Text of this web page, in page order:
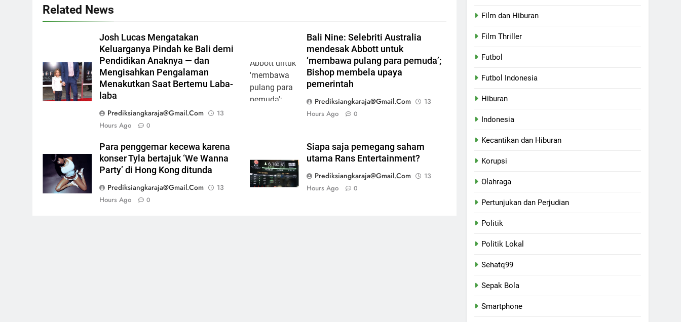
Related News
Josh Lucas Mengatakan
Keluarganya Pindah ke Bali demi
Pendidikan Anaknya — dan
Mengisahkan Pengalaman
Menakutkan Saat Bertemu Laba-
laba
Prediksiangkaraja@gmail.com
13
Hours Ago
0
Bali Nine: Selebriti Australia
mendesak Abbott untuk
‘membawa pulang para pemuda’;
Bishop membela upaya
pemerintah
Prediksiangkaraja@gmail.com
13
Hours Ago
0
Para penggemar kecewa karena
konser Tyla bertajuk ‘We Wanna
Party’ di Hong Kong ditunda
Prediksiangkaraja@gmail.com
13
Hours Ago
0
Siapa saja pemegang saham
utama Rans Entertainment?
Prediksiangkaraja@gmail.com
13
Hours Ago
0
Film dan Hiburan
Film Thriller
Futbol
Futbol Indonesia
Hiburan
Indonesia
Kecantikan dan Hiburan
Korupsi
Olahraga
Pertunjukan dan Perjudian
Politik
Politik Lokal
Sehatq99
Sepak Bola
Smartphone